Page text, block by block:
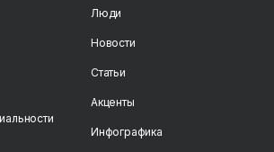
Люди
Новости
Статьи
Акценты
Инфографика